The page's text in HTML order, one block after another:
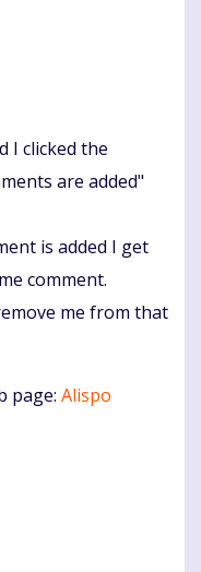
I clicked the
are added"
is added I get
comment.
me from that
page: Alispo